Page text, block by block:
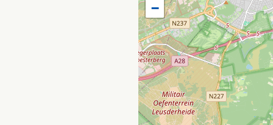
−